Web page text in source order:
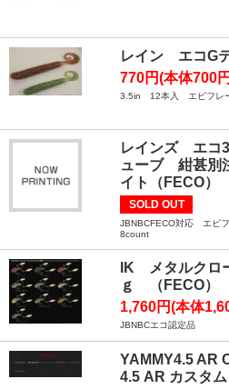
レイン エコG
770円(本体700
3.5in 12本入 エビフレ
レインズ エコ
ューブ 紺甚別
イト（FECO）
SOLD OUT
JBNBCFECO対応 エ
8count
IK メタルクロ
ｇ （FECO）
1,760円(本体
JBNBCエコ認定品
YAMMY4.5 AR
4.5 AR カスタム